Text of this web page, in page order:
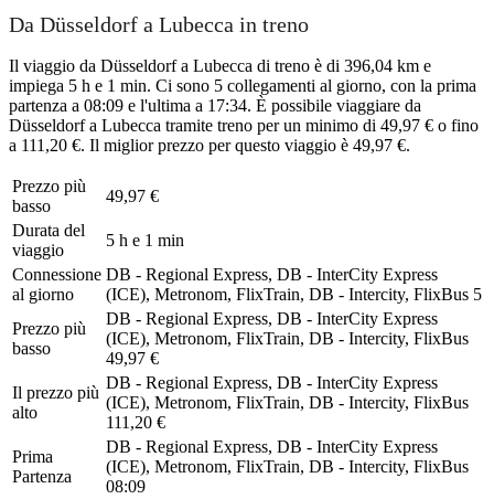
Da Düsseldorf a Lubecca in treno
Il viaggio da Düsseldorf a Lubecca di treno è di 396,04 km e
impiega 5 h e 1 min. Ci sono 5 collegamenti al giorno, con la prima
partenza a 08:09 e l'ultima a 17:34. È possibile viaggiare da
Düsseldorf a Lubecca tramite treno per un minimo di 49,97 € o fino
a 111,20 €. Il miglior prezzo per questo viaggio è 49,97 €.
Prezzo più
basso
49,97 €
Durata del
viaggio
5 h e 1 min
Connessione
al giorno
DB - Regional Express, DB - InterCity Express
(ICE), Metronom, FlixTrain, DB - Intercity, FlixBus 5
Prezzo più
basso
DB - Regional Express, DB - InterCity Express
(ICE), Metronom, FlixTrain, DB - Intercity, FlixBus
49,97 €
Il prezzo più
alto
DB - Regional Express, DB - InterCity Express
(ICE), Metronom, FlixTrain, DB - Intercity, FlixBus
111,20 €
Prima
Partenza
DB - Regional Express, DB - InterCity Express
(ICE), Metronom, FlixTrain, DB - Intercity, FlixBus
08:09